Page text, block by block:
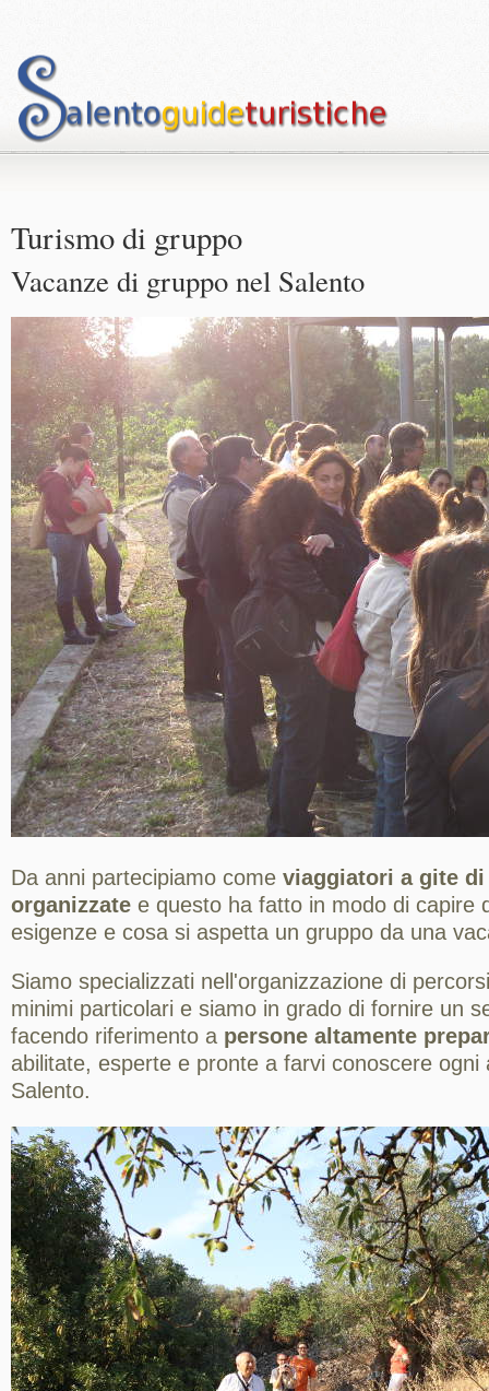
Turismo di gruppo
Vacanze di gruppo nel Salento
Da anni partecipiamo come viaggiatori a gite
organizzate e questo ha fatto in modo di capire
esigenze e cosa si aspetta un gruppo da una
Siamo specializzati nell'organizzazione di
minimi particolari e siamo in grado di fornire un
facendo riferimento a persone altamente
abilitate, esperte e pronte a farvi conoscere ogni
Salento.